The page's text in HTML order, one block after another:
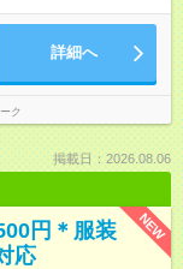
詳細へ
ク
掲載日：2026.08.06
NEW
円＊服装
応